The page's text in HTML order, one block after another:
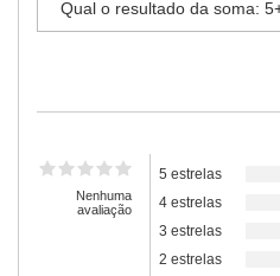
Nenhuma
avaliação
5 estrelas
4 estrelas
3 estrelas
2 estrelas